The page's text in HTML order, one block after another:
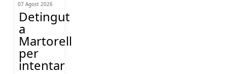
07 Agost 2026
Detingut
a
Martorell
per
intentar